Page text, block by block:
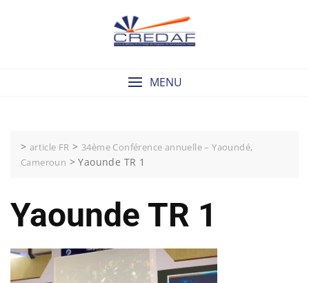
MENU
> article FR > 34ème Conférence annuelle – Yaoundé,
Cameroun >Yaounde TR 1
Yaounde TR 1